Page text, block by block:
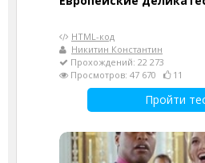
HTML-код
Никитин Константин
Прохождений: 22 273
Просмотров: 47 670
11
Пройти